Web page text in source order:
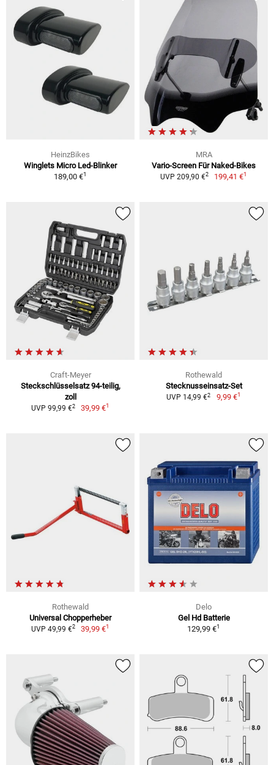
HeinzBikes
Winglets Micro Led-Blinker
189,00 €1
MRA
Vario-Screen Für Naked-Bikes
UVP 209,90 €2 199,41 €1
Craft-Meyer
Steckschlüsselsatz 94-teilig,
zoll
UVP 99,99 €2 39,99 €1
Rothewald
Stecknusseinsatz-Set
UVP 14,99 €2 9,99 €1
Rothewald
Universal Chopperheber
UVP 49,99 €2 39,99 €1
Delo
Gel Hd Batterie
129,99 €1